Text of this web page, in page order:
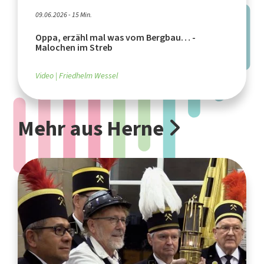
09.06.2026 - 15 Min.
Oppa, erzähl mal was vom Bergbau… -
Malochen im Streb
Video Friedhelm Wessel
Mehr aus Herne